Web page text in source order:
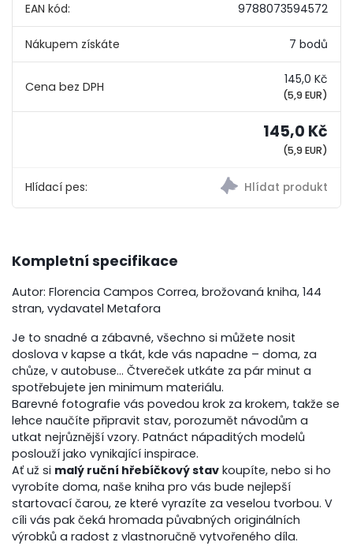
EAN kód: 9788073594572
Nákupem získáte 7 bodů
145,0 Kč
(5,9 EUR)
145,0 Kč
(5,9 EUR)
Hlídací pes:
Kompletní specifikace
Autor: Florencia Campos Correa, brožovaná kniha, 144
stran, vydavatel Metafora
Je to snadné a zábavné, všechno si můžete nosit
doslova v kapse a tkát, kde vás napadne – doma, za
chůze, v autobuse… Čtvereček utkáte za pár minut a
spotřebujete jen minimum materiálu.
Barevné fotografie vás povedou krok za krokem, takže se
lehce naučíte připravit stav, porozumět návodům a
utkat nejrůznější vzory. Patnáct nápaditých modelů
poslouží jako vynikající inspirace.
Ať už si malý ruční hřebíčkový stav koupíte, nebo si ho
vyrobíte doma, naše kniha pro vás bude nejlepší
startovací čarou, ze které vyrazíte za veselou tvorbou. V
cíli vás pak čeká hromada půvabných originálních
výrobků a radost z vlastnoručně vytvořeného díla.